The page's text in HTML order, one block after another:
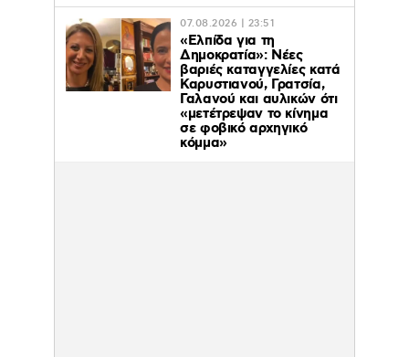
07.08.2026 | 23:51
«Ελπίδα για τη
Δημοκρατία»: Νέες
βαριές καταγγελίες κατά
Καρυστιανού, Γρατσία,
Γαλανού και αυλικών ότι
«μετέτρεψαν το κίνημα
σε φοβικό αρχηγικό
κόμμα»